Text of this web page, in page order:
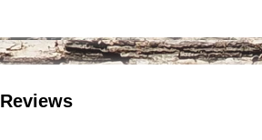
Reviews